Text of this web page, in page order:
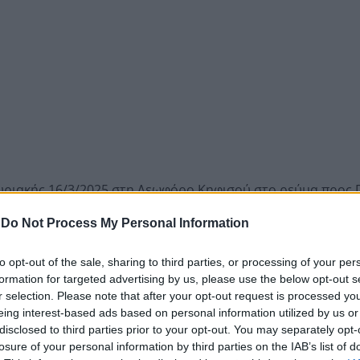
Do Not Process My Personal Information
opt-out of the sale, sharing to third parties, or processing of your
for targeted advertising by us, please use the below opt-out
selection. Please note that after your opt-out request is processed
interest-based ads based on personal information utilized by us
to third parties prior to your opt-out. You may separately
of your personal information by third parties on the IAB’s list of
16/3/2025 στη Λεωφόρο Κηφισού στο ρεύμα προς
έναάλλο αυτοκίνητο έπεσε πάνω στις
Τέλος ακολούθησε ακόμα μια σύγκρουση τριών
συνολικά οκτώ άτομα και να μεταφερθούν στο
τμήμα της Λεωφόρου Κηφισού στο ρεύμα προς Πειραιά.